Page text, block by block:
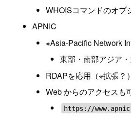
WHOISコマンドのオプ
APNIC
※Asia-Pacific Network
東部・南部アジア
RDAPを応用（※拡張？
Web からのアクセスも
https://